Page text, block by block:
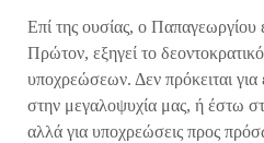
Επί της ουσίας, ο Παπαγεωργίου
Πρώτον, εξηγεί το
υποχρεώσεων. Δεν πρόκειται για
στην μεγαλοψυχία μας, ή έστω
αλλά για υποχρεώσεις προς